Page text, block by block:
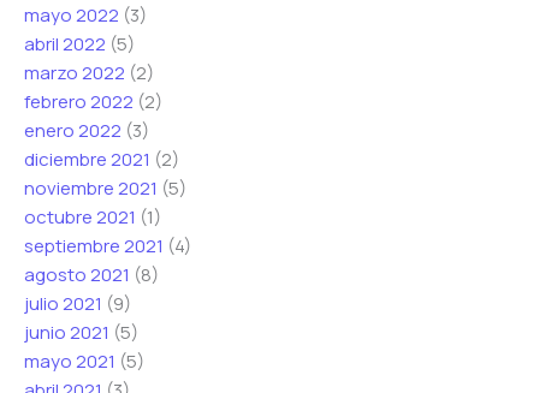
mayo 2022 (3)
abril 2022 (5)
marzo 2022 (2)
febrero 2022 (2)
enero 2022 (3)
diciembre 2021 (2)
noviembre 2021 (5)
octubre 2021 (1)
septiembre 2021 (4)
agosto 2021 (8)
julio 2021 (9)
junio 2021 (5)
mayo 2021 (5)